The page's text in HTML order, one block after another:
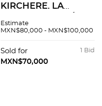
KIRCHERE. LA
DE PLUSIEURS
SACRÉS QUE
PROFANES.
Estimate
MXN$80,000 - MXN$100,000
1 Bid
Sold for
MXN$70,000